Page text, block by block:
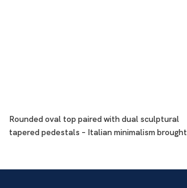
Rounded oval top paired with dual sculptural
tapered pedestals – Italian minimalism brought